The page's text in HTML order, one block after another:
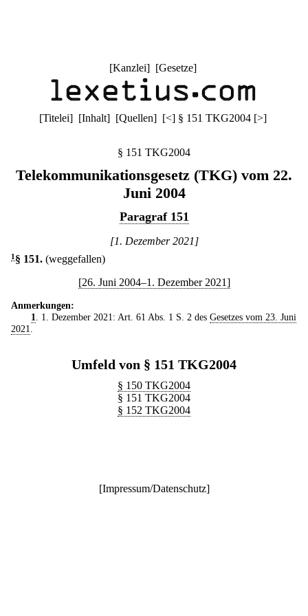
[Kanzlei] [Gesetze]
[Titelei] [Inhalt] [Quellen] [<] § 151 TKG2004 [>]
§ 151 TKG2004
Telekommunikationsgesetz (TKG) vom 22.
Juni 2004
Paragraf 151
[1. Dezember 2021]
1 § 151. (weggefallen)
[26. Juni 2004–1. Dezember 2021]
Anmerkungen:
1
. 1. Dezember 2021: Art. 61 Abs. 1 S. 2 des Gesetzes vom 23. Juni
2021
Umfeld von § 151 TKG2004
§ 150 TKG2004
§ 151 TKG2004
§ 152 TKG2004
[Impressum/Datenschutz]